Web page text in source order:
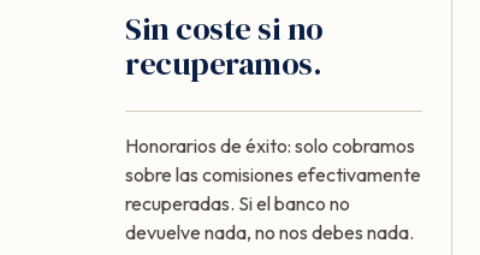
Sin coste si no
recuperamos.
Honorarios de éxito: solo cobramos
sobre las comisiones efectivamente
recuperadas. Si el banco no
devuelve nada, no nos debes nada.